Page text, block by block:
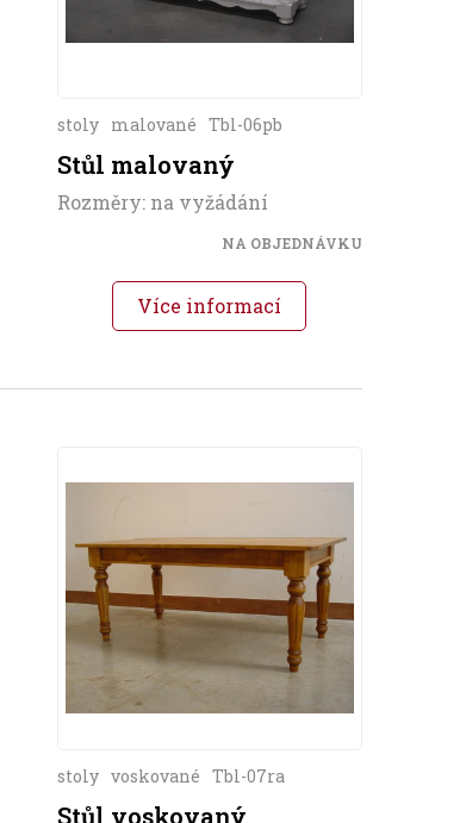
stoly malované Tbl-06pb
Stůl malovaný
Rozměry: na vyžádání
NA OBJEDNÁVKU
Více informací
stoly voskované Tbl-07ra
Stůl voskovaný